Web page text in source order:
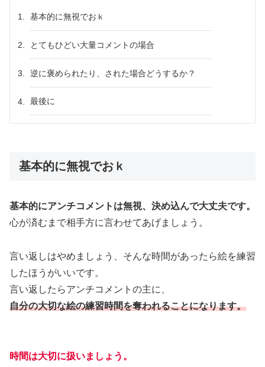
基本的に無視でおｋ
とてもひどい大量コメントの場合
逆に褒められたり、された場合どうするか？
最後に
基本的に無視でおｋ
基本的にアンチコメントは無視、決め込んで大丈夫です。
心が済むまで相手方に言わせてあげましょう。
言い返しはやめましょう、そんな時間があったら絵を練習
したほうがいいです。
言い返したらアンチコメントの主に、
自分の大切な絵の練習時間を奪われることになります。
時間は大切に扱いましょう。